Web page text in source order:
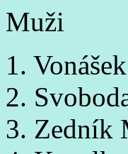
Muži
1.
2.
3. Zedník